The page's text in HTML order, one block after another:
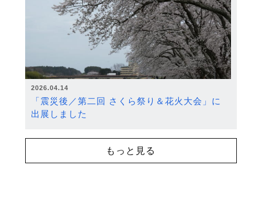
2026.04.14
「震災後／第二回 さくら祭り＆花火大会」に
出展しました
もっと見る